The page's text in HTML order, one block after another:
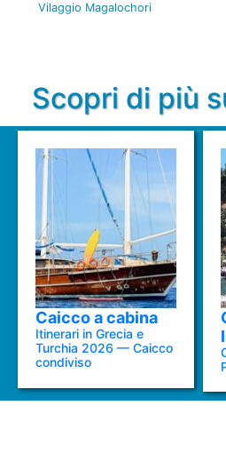
Vilaggio Magalochori
Scopri di più
Caicco a cabina
Itinerari in Grecia e
Turchia 2026 — Caicco
condiviso